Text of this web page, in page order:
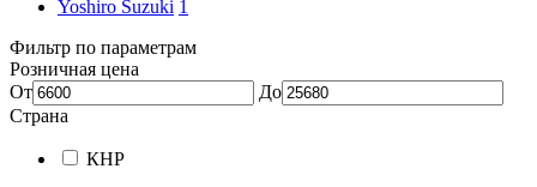
Yoshiro Suzuki 1
Фильтр по параметрам
Розничная цена
От
До
Страна
КНР